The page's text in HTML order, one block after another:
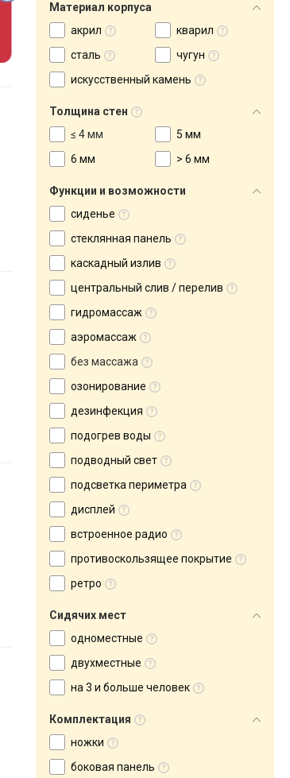
Материал корпуса
акрил
кварил
сталь
чугун
искусственный камень
Толщина стен
≤ 4 мм
5 мм
6 мм
> 6 мм
Функции и возможности
сиденье
стеклянная панель
каскадный излив
центральный слив / перелив
гидромассаж
аэромассаж
без массажа
озонирование
дезинфекция
подогрев воды
подводный свет
подсветка периметра
дисплей
встроенное радио
противоскользящее покрытие
ретро
Сидячих мест
одноместные
двухместные
на 3 и больше человек
Комплектация
ножки
боковая панель